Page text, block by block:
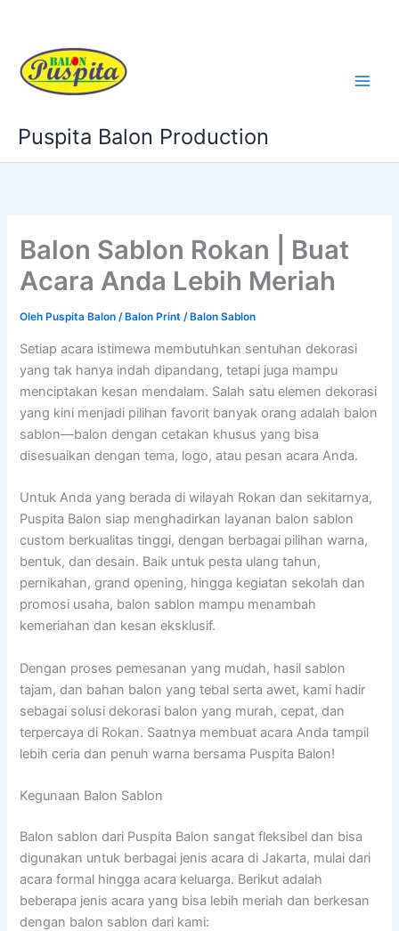
konten
Puspita Balon Production
Balon Sablon Rokan | Buat
Acara Anda Lebih Meriah
Oleh Puspita Balon/ Balon Print / Balon Sablon
Setiap acara istimewa membutuhkan sentuhan dekorasi
yang tak hanya indah dipandang, tetapi juga mampu
menciptakan kesan mendalam. Salah satu elemen dekorasi
yang kini menjadi pilihan favorit banyak orang adalah balon
sablon—balon dengan cetakan khusus yang bisa
disesuaikan dengan tema, logo, atau pesan acara Anda.
Untuk Anda yang berada di wilayah Rokan dan sekitarnya,
Puspita Balon siap menghadirkan layanan balon sablon
custom berkualitas tinggi, dengan berbagai pilihan warna,
bentuk, dan desain. Baik untuk pesta ulang tahun,
pernikahan, grand opening, hingga kegiatan sekolah dan
promosi usaha, balon sablon mampu menambah
kemeriahan dan kesan eksklusif.
Dengan proses pemesanan yang mudah, hasil sablon
tajam, dan bahan balon yang tebal serta awet, kami hadir
sebagai solusi dekorasi balon yang murah, cepat, dan
terpercaya di Rokan. Saatnya membuat acara Anda tampil
lebih ceria dan penuh warna bersama Puspita Balon!
Kegunaan Balon Sablon
Balon sablon dari Puspita Balon sangat fleksibel dan bisa
digunakan untuk berbagai jenis acara di Jakarta, mulai dari
acara formal hingga acara keluarga. Berikut adalah
beberapa jenis acara yang bisa lebih meriah dan berkesan
dengan balon sablon dari kami: